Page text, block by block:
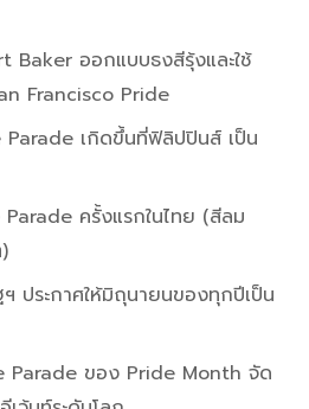
Baker ออกแบบธงสีรุ้งและใช้
Francisco Pride
Parade เกิดขึ้นที่ฟิลิปปินส์ เป็น
ครั้งแรกในไทย (สีลม
ประกาศให้มิถุนายนของทุกปีเป็น
Parade ของ Pride Month จัด